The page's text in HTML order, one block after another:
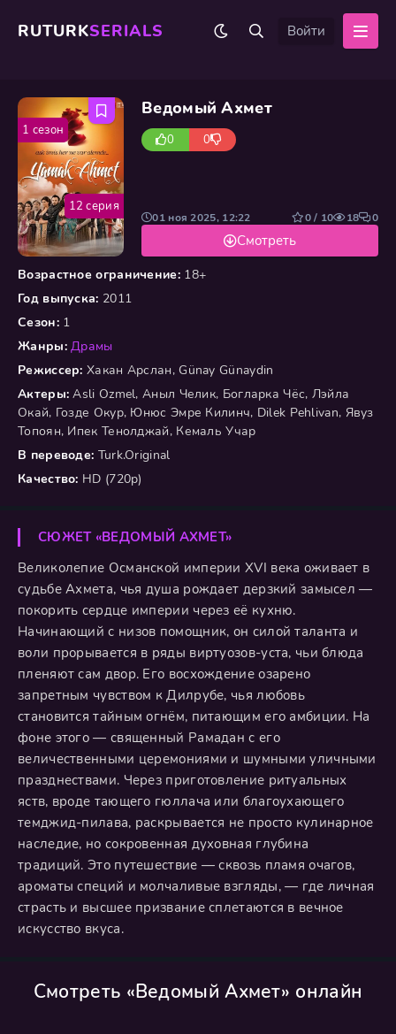
RUTURKSERIALS Войти
Ведомый Ахмет
0 0
Возрастное ограничение:18+
Год выпуска: 2011
Сезон:1
Жанры: Драмы
Режиссер: Хакан Арслан, Günay Günaydin
Актеры: Asli Ozmel, Аныл Челик, Богларка Чёс, Лэйла
Окай, Гозде Окур, Юнюс Эмре Килинч, Dilek Pehlivan, Явуз
Топоян, Ипек Тенолджай, Кемаль Учар
В переводе: Turk.Original
Качество: HD (720p)
Смотреть
01 ноя 2025, 12:22 0 / 10 18 0
12 серия
1 сезон
СЮЖЕТ «ВЕДОМЫЙ АХМЕТ»
Великолепие Османской империи XVI века оживает в
судьбе Ахмета, чья душа рождает дерзкий замысел —
покорить сердце империи через её кухню.
Начинающий с низов помощник, он силой таланта и
воли прорывается в ряды виртуозов-уста, чьи блюда
пленяют сам двор. Его восхождение озарено
запретным чувством к Дилрубе, чья любовь
становится тайным огнём, питающим его амбиции. На
фоне этого — священный Рамадан с его
величественными церемониями и шумными уличными
празднествами. Через приготовление ритуальных
яств, вроде тающего гюллача или благоухающего
темджид-пилава, раскрывается не просто кулинарное
наследие, но сокровенная духовная глубина
традиций. Это путешествие — сквозь пламя очагов,
ароматы специй и молчаливые взгляды, — где личная
страсть и высшее призвание сплетаются в вечное
искусство вкуса.
Смотреть «Ведомый Ахмет» онлайн